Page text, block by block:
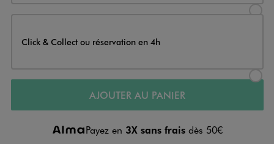
Click & Collect ou réservation en 4h
AJOUTER AU PANIER
Payez en 3X sans frais dès 50€